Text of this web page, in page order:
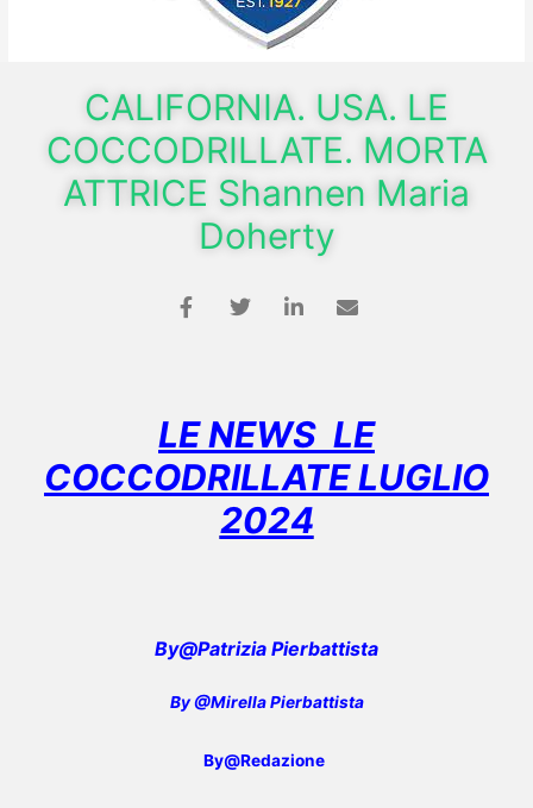
CALIFORNIA. USA. LE
COCCODRILLATE. MORTA
ATTRICE Shannen Maria
Doherty
LE NEWS LE
COCCODRILLATE LUGLIO
2024
By@Patrizia Pierbattista
By @Mirella Pierbattista
By@Redazione